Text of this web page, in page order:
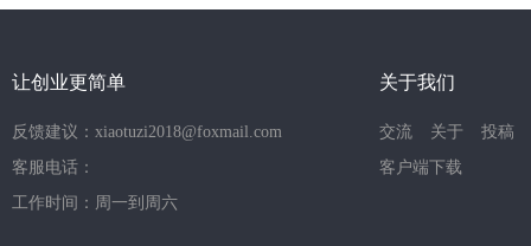
让创业更简单
反馈建议：xiaotuzi2018@foxmail.com
客服电话：
工作时间：周一到周六
关于我们
交流 关于
投稿
客户端下载